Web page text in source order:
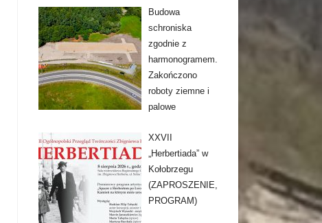
Budowa
schroniska
zgodnie z
harmonogramem.
Zakończono
roboty ziemne i
palowe
XXVII
„Herbertiada” w
Kołobrzegu
(ZAPROSZENIE,
PROGRAM)